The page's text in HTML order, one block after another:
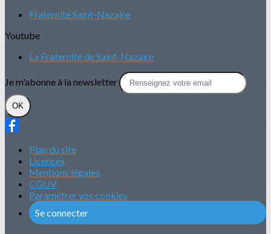
Fraternité Saint-Nazaire
Youtube
La Fraternité de Saint-Nazaire
Je m'abonne à la newsletter
OK
Plan du site
Licences
Mentions légales
CGUV
Paramétrer vos cookies
Se connecter